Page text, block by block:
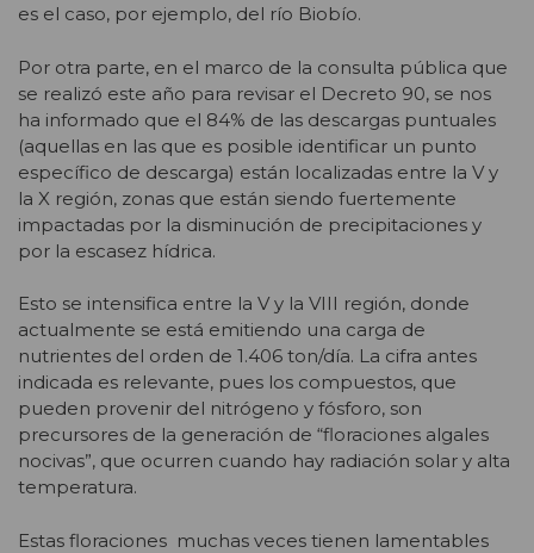
es el caso, por ejemplo, del río Biobío.
Por otra parte, en el marco de la consulta pública que
se realizó este año para revisar el Decreto 90, se nos
ha informado que el 84% de las descargas puntuales
(aquellas en las que es posible identificar un punto
específico de descarga) están localizadas entre la V y
la X región, zonas que están siendo fuertemente
impactadas por la disminución de precipitaciones y
por la escasez hídrica.
Esto se intensifica entre la V y la VIII región, donde
actualmente se está emitiendo una carga de
nutrientes del orden de 1.406 ton/día. La cifra antes
indicada es relevante, pues los compuestos, que
pueden provenir del nitrógeno y fósforo, son
precursores de la generación de “floraciones algales
nocivas”, que ocurren cuando hay radiación solar y alta
temperatura.
Estas floraciones muchas veces tienen lamentables